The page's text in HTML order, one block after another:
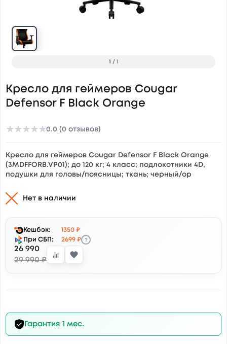
1 / 1
Кресло для геймеров Cougar
Defensor F Black Orange
★★★★★0.0 (0 отзывов)
Кресло для геймеров Cougar Defensor F Black Orange
(3MDFFORB.VP01); до 120 кг; 4 класс; подлокотники 4D,
подушки для головы/поясницы; ткань; черный/ор
Нет в наличии
Кешбэк:
1350 ₽
При СБП:
2699 ₽ ?
26 990
29 990 ₽
Гарантия 1 мес.